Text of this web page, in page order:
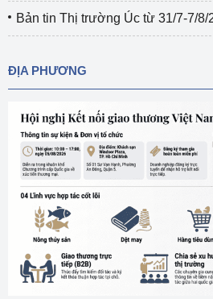
Bản tin Thị trường Úc từ 31/7-7/8/
ĐỊA PHƯƠNG